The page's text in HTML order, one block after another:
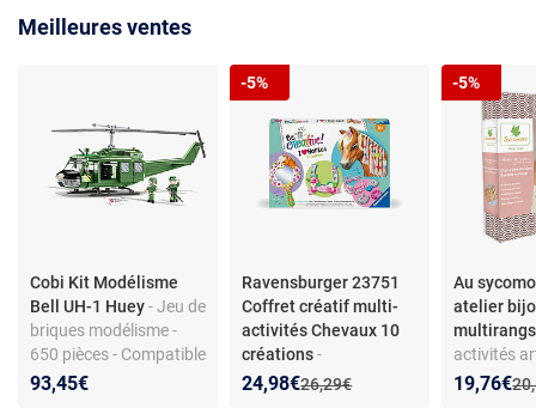
Meilleures ventes
Cobi Kit Modélisme
Bell UH-1 Huey- Jeu de
briques modélisme -
650 pièces - Compatible
autres marques
93,45€
Ravensburger 23751
Coffret créatif multi-
activités Chevaux 10
créations-
Ravensburger Be
Ancien prix :
26,29€
Nouveau prix :
24,98€
Réduction de :
-5%
Au
atelier
activités
bijoux -
Nouveau
19,76€
-5%